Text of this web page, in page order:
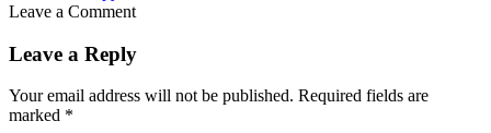
Leave a Comment
Leave a Reply
Your email address will not be published. Required fields are
marked *